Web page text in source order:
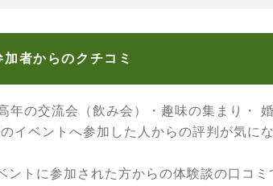
者からのクチコミ
年の交流会（飲み会）・趣味の集まり・
イベントへ参加した人からの評判が気に
トに参加された方からの体験談の口コミ